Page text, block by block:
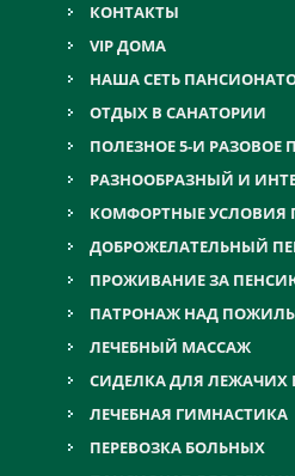
КОНТАКТЫ
VIP ДОМА
НАША СЕТЬ
ОТДЫХ В САНАТОРИИ
ПОЛЕЗНОЕ 5-И РАЗОВОЕ
РАЗНООБРАЗНЫЙ И
КОМФОРТНЫЕ УСЛОВИЯ
ДОБРОЖЕЛАТЕЛЬНЫЙ
ПРОЖИВАНИЕ ЗА
ПАТРОНАЖ НАД
ЛЕЧЕБНЫЙ МАССАЖ
СИДЕЛКА ДЛЯ ЛЕЖАЧИХ
ЛЕЧЕБНАЯ ГИМНАСТИКА
ПЕРЕВОЗКА БОЛЬНЫХ